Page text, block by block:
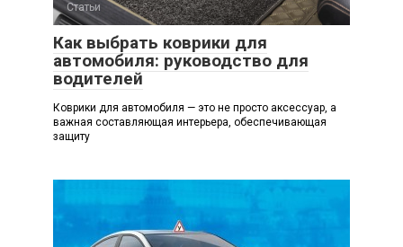
Статьи
Как выбрать коврики для
автомобиля: руководство для
водителей
Коврики для автомобиля — это не просто аксессуар, а
важная составляющая интерьера, обеспечивающая
защиту